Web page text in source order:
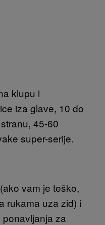
klupu i
iza glave, 10 do
45-60
super-serije.
vam je teško,
rukama uza zid) i
za